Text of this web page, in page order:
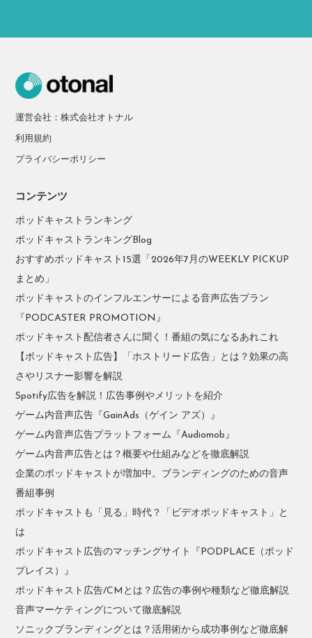
運営会社：株式会社オトナル
利用規約
プライバシーポリシー
コンテンツ
ポッドキャストランキング
ポッドキャストランキングBlog
おすすめポッドキャスト15選「2026年7月のWEEKLY PICKUP
まとめ」
ポッドキャストのインフルエンサーによる音声広告プラン
『PODCASTER PROMOTION』
ポッドキャスト配信者さんに聞く！番組の気になるあれこれ
【ポッドキャスト広告】「ホストリード広告」とは？効果の高
さやリスナー影響を解説
Spotify広告を解説！広告事例やメリットを紹介
ゲーム内音声広告『GainAds（ゲイン アズ）』
ゲーム内音声広告プラットフォーム『Audiomob』
ゲーム内音声広告とは？概要や仕組みなどを徹底解説
企業のポッドキャストが増加中。ブランディングのための音声
番組事例
ポッドキャストも「見る」時代？「ビデオポッドキャスト」と
は
ポッドキャスト広告のマッチングサイト『PODPLACE（ポッド
プレイス）』
ポッドキャスト広告/CMとは？広告の事例や種類など徹底解説
音声マーケティングについて徹底解説
ソニックブランディングとは？活用術から成功事例など徹底解